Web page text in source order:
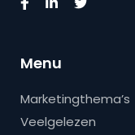
Menu
Marketingthema’s
Veelgelezen